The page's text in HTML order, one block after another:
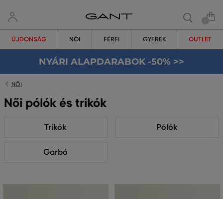
ÚJDONSÁG NŐI FÉRFI GYEREK OUTLET
NYÁRI ALAPDARABOK -50% >>
NŐI
Női pólók és trikók
Trikók Pólók
Garbó